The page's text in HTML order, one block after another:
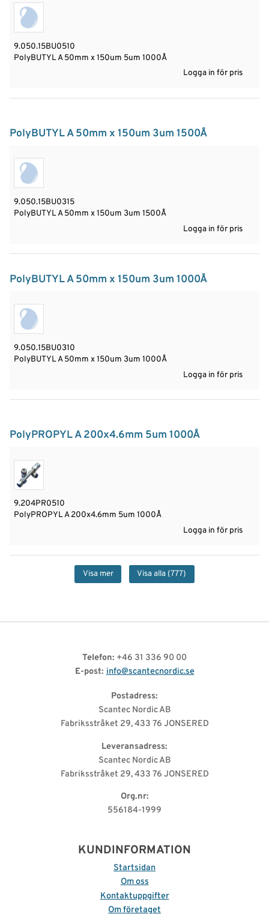
9.050.15BU0510
PolyBUTYL A 50mm x 150um 5um 1000Å
Logga in för pris
PolyBUTYL A 50mm x 150um 3um 1500Å
9.050.15BU0315
PolyBUTYL A 50mm x 150um 3um 1500Å
Logga in för pris
PolyBUTYL A 50mm x 150um 3um 1000Å
9.050.15BU0310
PolyBUTYL A 50mm x 150um 3um 1000Å
Logga in för pris
PolyPROPYL A 200x4.6mm 5um 1000Å
9.204PR0510
PolyPROPYL A 200x4.6mm 5um 1000Å
Logga in för pris
Visa mer Visa alla (777)
Telefon: +46 31 336 90 00
E-post: info@scantecnordic.se
Postadress:
Scantec Nordic AB
Fabriksstråket 29, 433 76 JONSERED
Leveransadress:
Scantec Nordic AB
Fabriksstråket 29, 433 76 JONSERED
Org.nr:
556184-1999
KUNDINFORMATION
Startsidan
Om oss
Kontaktuppgifter
Om företaget